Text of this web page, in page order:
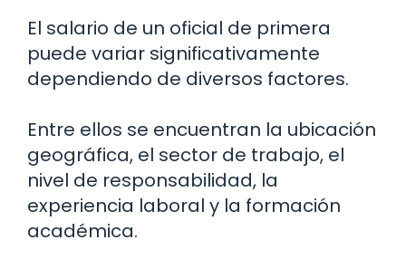
El salario de un oficial de primera
puede variar significativamente
dependiendo de diversos factores.
Entre ellos se encuentran la ubicación
geográfica, el sector de trabajo, el
nivel de responsabilidad, la
experiencia laboral y la formación
académica.